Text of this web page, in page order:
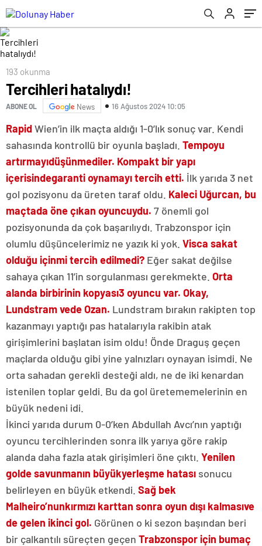
193 okunma
Tercihleri hatalıydı!
ABONE OL News 16 Ağustos 2024 10:05
RapidWien’in ilk maçta aldığı 1-0’lık sonuç var. Kendi
sahasında kontrollü bir oyunla başladı. Tempoyu
artırmayıdüşünmediler. Kompakt bir yapı
içerisindegaranti oynamayı tercih etti. İlk yarıda 3 net
gol pozisyonu da üreten taraf oldu. Kaleci Uğurcan, bu
maçtada öne çıkan oyuncuydu. 7 önemli gol
pozisyonunda da çok başarılıydı. Trabzonspor için
olumlu düşüncelerimiz ne yazık ki yok. Visca sakat
olduğu içinmi tercih edilmedi? Eğer sakat değilse
sahaya çıkan 11’in sorgulanması gerekmekte. Orta
alanda birbirinin kopyası3 oyuncu var. Okay,
Lundstram vede Ozan. Lundstram bırakın rakipten top
kazanmayı yaptığı pas hatalarıyla rakibin atak
girişimlerini başlatan isim oldu! Önde Draguş geçen
maçlarda olduğu gibi yine yalnızları oynayan isimdi. Ne
orta sahadan gerekli desteği aldı, ne de iki kenardan
istenilen toplar geldi. Bu da gol üretememelerinin en
büyük nedeni idi.
İkinci yarıda durum 0-0’ken Abdullah Avcı’nın yaptığı
oyuncu tercihlerinden sonra ilk yarıya göre rakip
alanda daha fazla atak girişimleri öne çıktı. Yenilen
golde savunmanın büyükyerleşme hatası sonucu
belirleyen en büyük etkendi. Sağ bek
Malheiro’nunkırmızı karttan sonra oyun dışı kalmasıve
de gelen ikinci gol. Görünen o ki sezon başından beri
bir çalkantılı süreçten geçen Trabzonspor için bumaç